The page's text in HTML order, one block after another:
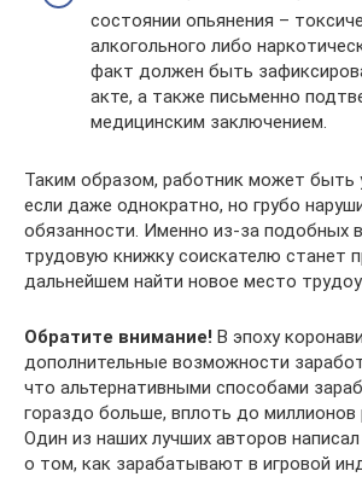
состоянии опьянения –
алкогольного либо
факт должен быть
акте, а также письменно
медицинским заключением.
Таким образом, работник может быть
если даже однократно, но грубо
обязанности. Именно из-за подобных
трудовую книжку соискателю станет
дальнейшем найти новое место
Обратите внимание! В эпоху
дополнительные возможности
что альтернативными способами
гораздо больше, вплоть до миллионов
Один из наших лучших авторов
о том, как зарабатывают в игровой